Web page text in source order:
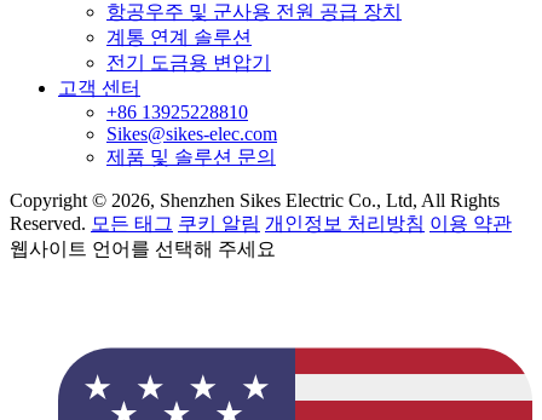
항공우주 및 군사용 전원 공급 장치
계통 연계 솔루션
전기 도금용 변압기
고객 센터
+86 13925228810
Sikes@sikes-elec.com
제품 및 솔루션 문의
Copyright © 2026, Shenzhen Sikes Electric Co., Ltd, All Rights
Reserved. 모든 태그 쿠키 알림 개인정보 처리방침 이용 약관
웹사이트 언어를 선택해 주세요